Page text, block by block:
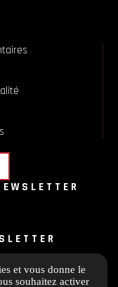
et vous donne le
souhaitez activer